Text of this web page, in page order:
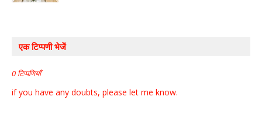
एक टिप्पणी भेजें
0 टिप्पणियाँ
if you have any doubts, please let me know.